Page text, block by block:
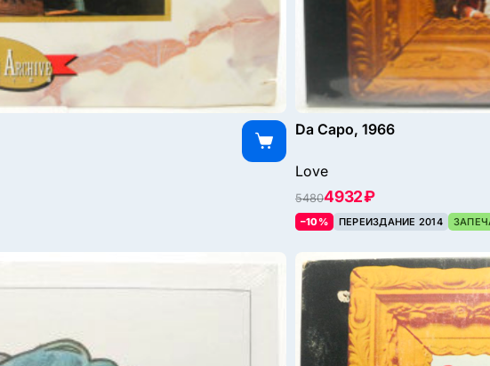
Da Capo, 1966
Love
54804932 ₽
–10% ПЕРЕИЗДАНИЕ 2014